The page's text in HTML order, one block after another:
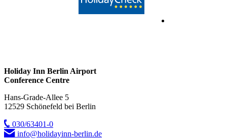
Holiday Inn Berlin Airport
Conference Centre
Hans-Grade-Allee 5
12529 Schönefeld bei Berlin
030/63401-0
info@holidayinn-berlin.de